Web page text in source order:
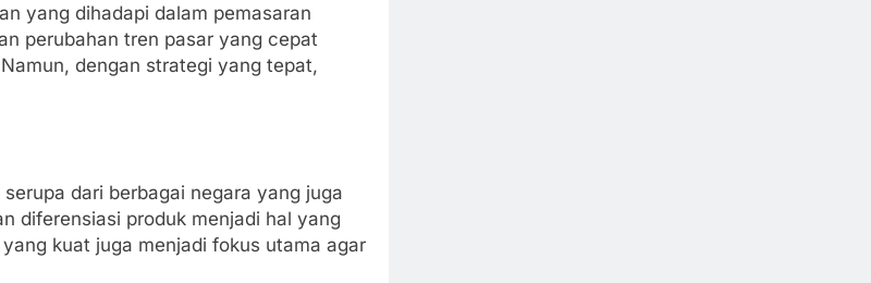
yang dihadapi dalam pemasaran
perubahan tren pasar yang cepat
dengan strategi yang tepat,
dari berbagai negara yang juga
diferensiasi produk menjadi hal yang
kuat juga menjadi fokus utama agar